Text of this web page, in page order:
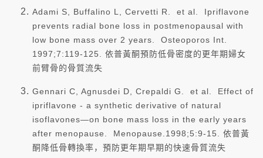
Adami S, Buffalino L, Cervetti R. et al. Ipriflavone
prevents radial bone loss in postmenopausal with
low bone mass over 2 years. Osteoporos Int.
1997;7:119-125. 依普黃酮預防低骨密度的更年期婦女
前臂骨的骨質流失
Gennari C, Agnusdei D, Crepaldi G. et al. Effect of
ipriflavone - a synthetic derivative of natural
isoflavones—on bone mass loss in the early years
after menopause. Menopause.1998;5:9-15. 依普黃
酮降低骨轉換率，預防更年期早期的快速骨質流失